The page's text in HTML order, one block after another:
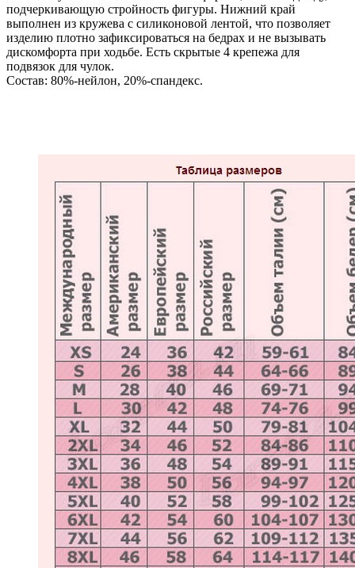
подчеркивающую стройность фигуры. Нижний край
выполнен из кружева с силиконовой лентой, что позволяет
изделию плотно зафиксироваться на бедрах и не вызывать
дискомфорта при ходьбе. Есть скрытые 4 крепежа для
подвязок для чулок.
Состав: 80%-нейлон, 20%-спандекс.